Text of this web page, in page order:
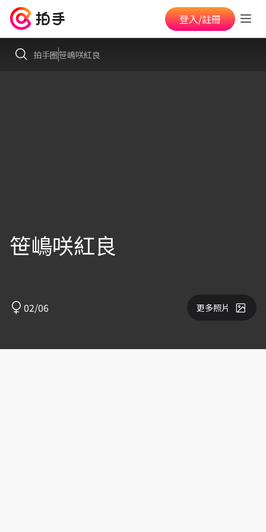
登入/註冊
拍手圈笹嶋咲紅良
笹嶋咲紅良
02/06 更多照片